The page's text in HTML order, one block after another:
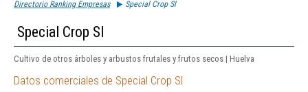
Directorio Ranking Empresas Special Crop Sl
Special Crop Sl
Cultivo de otros árboles y arbustos frutales y frutos secos | Huelva
Datos comerciales de Special Crop Sl